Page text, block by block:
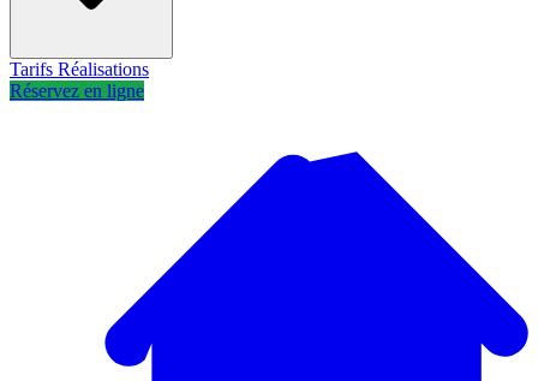
Tarifs Réalisations
Réservez en ligne